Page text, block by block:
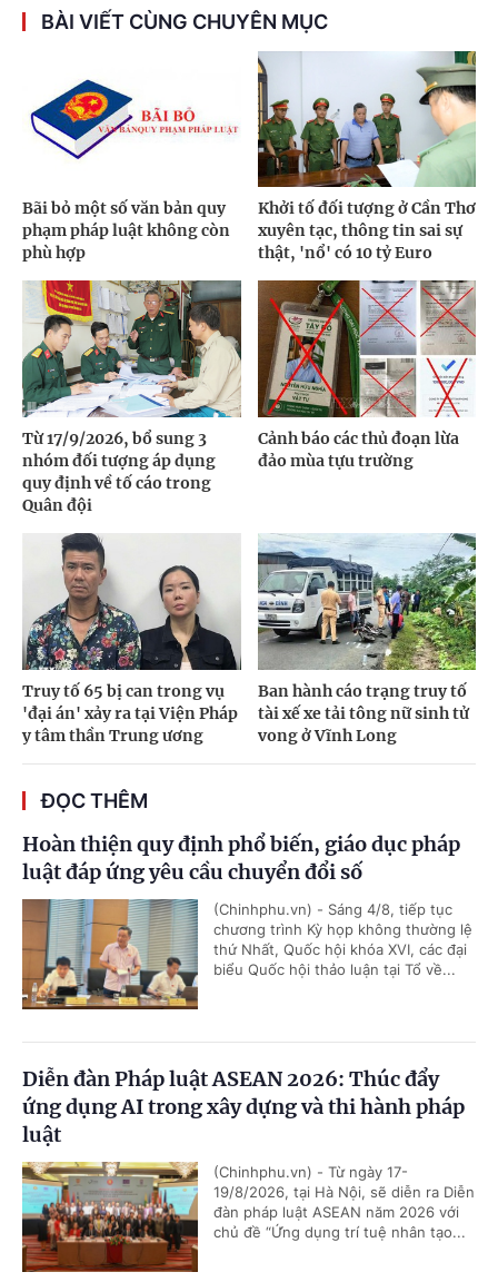
BÀI VIẾT CÙNG CHUYÊN MỤC
Bãi bỏ một số văn bản quy
phạm pháp luật không còn
phù hợp
Khởi tố đối tượng ở Cần Thơ
xuyên tạc, thông tin sai sự
thật, 'nổ' có 10 tỷ Euro
Từ 17/9/2026, bổ sung 3
nhóm đối tượng áp dụng
quy định về tố cáo trong
Quân đội
Cảnh báo các thủ đoạn lừa
đảo mùa tựu trường
Truy tố 65 bị can trong vụ
'đại án' xảy ra tại Viện Pháp
y tâm thần Trung ương
Ban hành cáo trạng truy tố
tài xế xe tải tông nữ sinh tử
vong ở Vĩnh Long
ĐỌC THÊM
Hoàn thiện quy định phổ biến, giáo dục pháp
luật đáp ứng yêu cầu chuyển đổi số
(Chinhphu.vn) - Sáng 4/8, tiếp tục
chương trình Kỳ họp không thường lệ
thứ Nhất, Quốc hội khóa XVI, các đại
biểu Quốc hội thảo luận tại Tổ về...
Diễn đàn Pháp luật ASEAN 2026: Thúc đẩy
ứng dụng AI trong xây dựng và thi hành pháp
luật
(Chinhphu.vn) - Từ ngày 17-
19/8/2026, tại Hà Nội, sẽ diễn ra Diễn
đàn pháp luật ASEAN năm 2026 với
chủ đề “Ứng dụng trí tuệ nhân tạo...